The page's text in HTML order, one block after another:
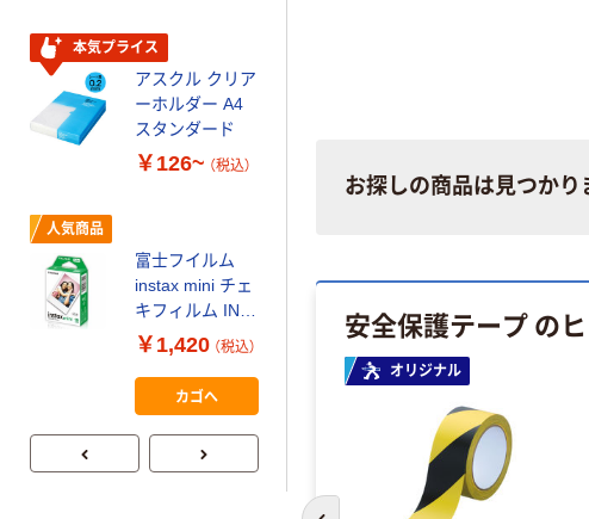
お探しの商品は見つかり
安全保護テープ の
オリジナル
本気プライス
アスクル クリア
ーホルダー A4
スタンダード
￥126~ （税込）
人気商品
富士フイルム
instax mini チェ
キフィルム INS
MINI JP1 1パッ
ク（10枚入り）
￥1,420 （税込）
カゴへ
スーパーエコノ
ミー+
スクル 現場のチ
カラ 厚さ
0.22mm 布テー
￥145~